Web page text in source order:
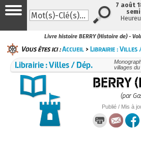
Livre histoire BERRY (Histoire de) -
Vous êtes ici :Accueil >Librairie : Villes
Librairie : Villes / Dép.
villages
BERRY
(par
Publié / Mis à
7 août